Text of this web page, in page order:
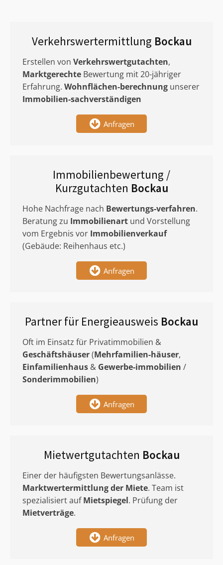
Verkehrswertermittlung Bockau
Erstellen von Verkehrswertgutachten,
Marktgerechte Bewertung mit 20-jähriger
Erfahrung. Wohnflächen-berechnung unserer
Immobilien-sachverständigen
Anfragen
Immobilienbewertung /
Kurzgutachten Bockau
Hohe Nachfrage nach Bewertungs-verfahren.
Beratung zu Immobilienart und Vorstellung
vom Ergebnis vor Immobilienverkauf
(Gebäude: Reihenhaus etc.)
Anfragen
Partner für Energieausweis Bockau
Oft im Einsatz für Privatimmobilien &
Geschäftshäuser(Mehrfamilien-häuser,
Einfamilienhaus & Gewerbe-immobilien /
Sonderimmobilien)
Anfragen
Mietwertgutachten Bockau
Einer der häufigsten Bewertungsanlässe.
Marktwertermittlungder Miete. Team ist
spezialisiert aufMietspiegel. Prüfung der
Mietverträge.
Anfragen